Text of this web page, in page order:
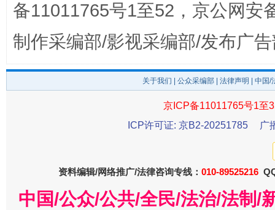
备11011765号1至52，京公网安
制作采编部/影视采编部/发布广
关于我们 公众采编部 法律声明 | 中国
京ICP备11011765号1至
ICP许可证: 京B2-20251785
广
资料编辑/网络推广/法律咨询专线： 010-89525216
中国/公众/公共/全民/法治/法制/